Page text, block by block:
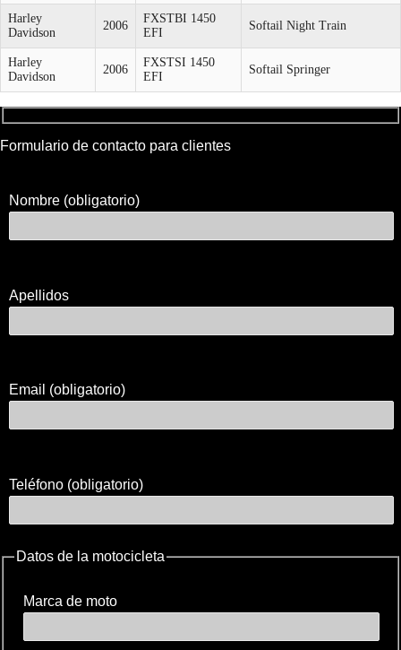
Harley
Davidson
2006
FXSTBI 1450
EFI
Softail Night Train
Harley
Davidson
2006
FXSTSI 1450
EFI
Softail Springer
Formulario de contacto para clientes
Nombre (obligatorio)
Apellidos
Email (obligatorio)
Teléfono (obligatorio)
Datos de la motocicleta
Marca de moto